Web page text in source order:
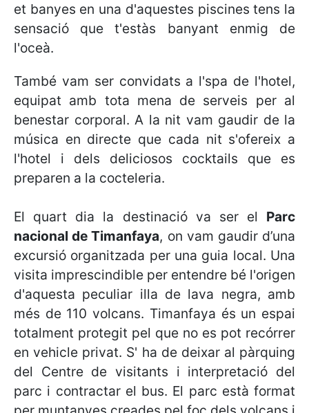
et banyes en una d'aquestes piscines tens la
sensació que t'estàs banyant enmig de
l'oceà.
També vam ser convidats a l'spa de l'hotel,
equipat amb tota mena de serveis per al
benestar corporal. A la nit vam gaudir de la
música en directe que cada nit s'ofereix a
l'hotel i dels deliciosos cocktails que es
preparen a la cocteleria.
El quart dia la destinació va ser el Parc
nacional de Timanfaya, on vam gaudir d’una
excursió organitzada per una guia local. Una
visita imprescindible per entendre bé l'origen
d'aquesta peculiar illa de lava negra, amb
més de 110 volcans. Timanfaya és un espai
totalment protegit pel que no es pot recórrer
en vehicle privat. S' ha de deixar al pàrquing
del Centre de visitants i interpretació del
parc i contractar el bus. El parc està format